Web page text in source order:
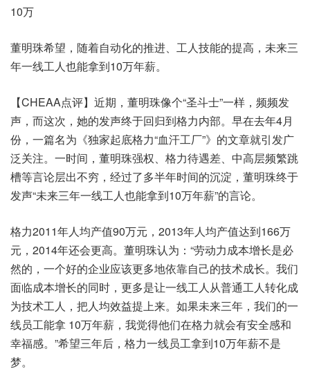
10万
董明珠希望，随着自动化的推进、工人技能的提高，未来三
年一线工人也能拿到10万年薪。
【CHEAA点评】近期，董明珠像个“圣斗士”一样，频频发
声，而这次，她的发声终于回归到格力内部。早在去年4月
份，一篇名为《独家起底格力“血汗工厂”》的文章就引发广
泛关注。一时间，董明珠强权、格力待遇差、中高层频繁跳
槽等言论层出不穷，经过了多半年时间的沉淀，董明珠终于
发声“未来三年一线工人也能拿到10万年薪”的言论。
格力2011年人均产值90万元，2013年人均产值达到166万
元，2014年还会更高。董明珠认为：“劳动力成本增长是必
然的，一个好的企业应该更多地依靠自己的技术成长。我们
面临成本增长的同时，更多是让一线工人从普通工人转化成
为技术工人，把人均效益提上来。如果未来三年，我们的一
线员工能拿 10万年薪，我觉得他们在格力就会有安全感和
幸福感。”希望三年后，格力一线员工拿到10万年薪不是
梦。